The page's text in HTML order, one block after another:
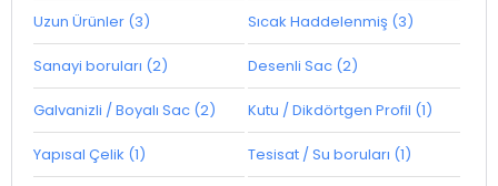
Uzun Ürünler (3) Sıcak Haddelenmiş (3)
Sanayi boruları (2) Desenli Sac (2)
Galvanizli / Boyalı Sac (2) Kutu / Dikdörtgen Profil (1)
Yapısal Çelik (1) Tesisat / Su boruları (1)